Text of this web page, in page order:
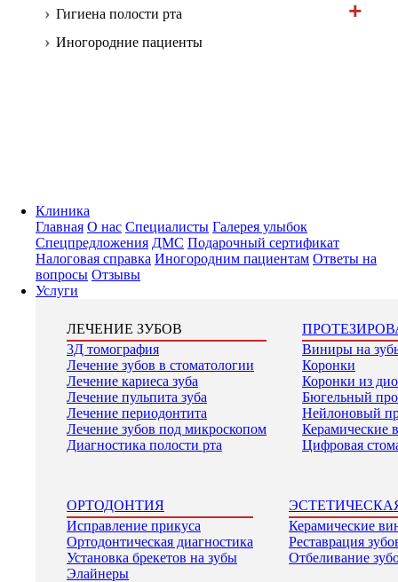
Гигиена полости рта
Иногородние пациенты
Клиника
Главная О нас Специалисты Галерея улыбок
Спецпредложения ДМС Подарочный сертификат
Налоговая справка Иногородним пациентам Ответы на
вопросы Отзывы
Услуги
ЛЕЧЕНИЕ ЗУБОВ
3Д томография
Лечение зубов в стоматологии
Лечение кариеса зуба
Лечение пульпита зуба
Лечение периодонтита
Лечение зубов под микроскопом
Диагностика полости рта
Виниры на
Коронки
Коронки из
Бюгельный
Нейлоновый
Керамические
Цифровая
ОРТОДОНТИЯ
Исправление прикуса
Ортодонтическая диагностика
Установка брекетов на зубы
Элайнеры
Керамические
Реставрация
Отбеливание